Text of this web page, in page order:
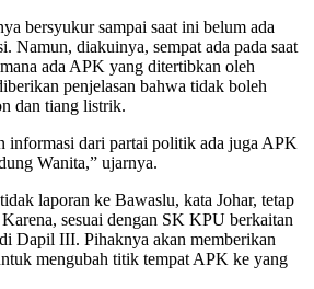
bersyukur sampai saat ini belum ada
Namun, diakuinya, sempat ada pada saat
ada APK yang ditertibkan oleh
penjelasan bahwa tidak boleh
dan tiang listrik.
informasi dari partai politik ada juga APK
Wanita,” ujarnya.
laporan ke Bawaslu, kata Johar, tetap
sesuai dengan SK KPU berkaitan
Dapil III. Pihaknya akan memberikan
mengubah titik tempat APK ke yang